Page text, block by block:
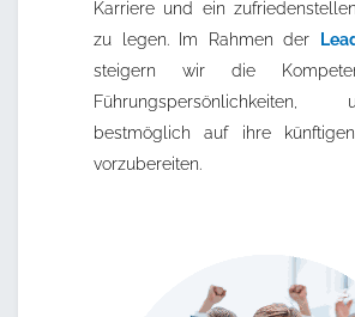
Karriere und ein
zu legen. Im Rahmen der
steigern wir die
bestmöglich auf ihre
vorzubereiten.